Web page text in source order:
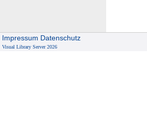
Impressum Datenschutz
Visual Library Server 2026